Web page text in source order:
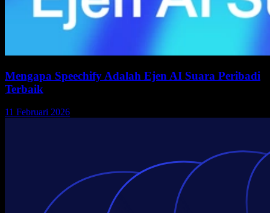
Mengapa Speechify Adalah Ejen AI Suara Peribadi
Terbaik
11 Februari 2026